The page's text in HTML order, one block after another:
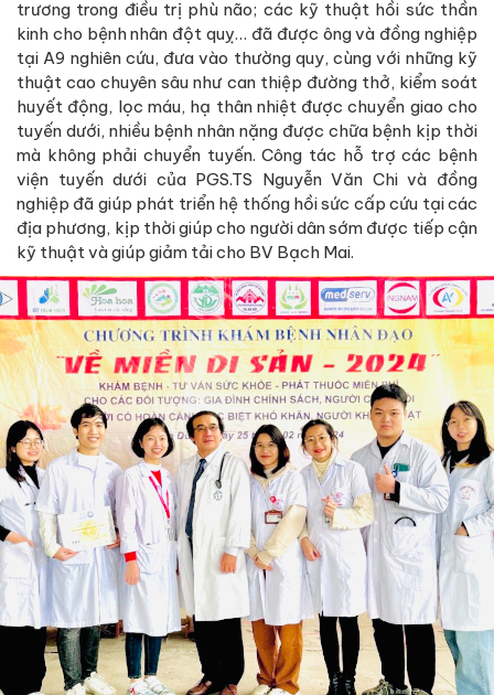
trương trong điều trị phù não; các kỹ thuật hồi sức thần
kinh cho bệnh nhân đột quỵ… đã được ông và đồng nghiệp
tại A9 nghiên cứu, đưa vào thường quy, cùng với những kỹ
thuật cao chuyên sâu như can thiệp đường thở, kiểm soát
huyết động, lọc máu, hạ thân nhiệt được chuyển giao cho
tuyến dưới, nhiều bệnh nhân nặng được chữa bệnh kịp thời
mà không phải chuyển tuyến. Công tác hỗ trợ các bệnh
viện tuyến dưới của PGS.TS Nguyễn Văn Chi và đồng
nghiệp đã giúp phát triển hệ thống hồi sức cấp cứu tại các
địa phương, kịp thời giúp cho người dân sớm được tiếp cận
kỹ thuật và giúp giảm tải cho BV Bạch Mai.